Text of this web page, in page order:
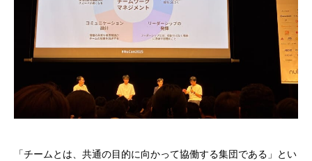
「チームとは、共通の目的に向かって協働する集団である」とい